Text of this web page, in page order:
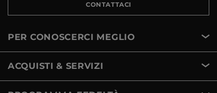
CONTATTACI
PER CONOSCERCI MEGLIO
ACQUISTI & SERVIZI